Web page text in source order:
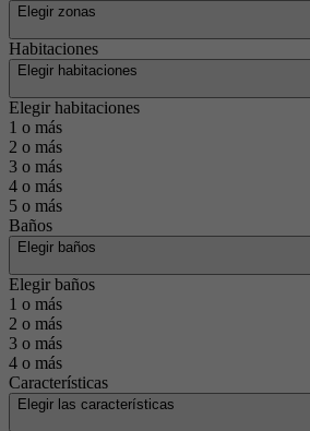
Elegir zonas
Habitaciones
Elegir habitaciones
Elegir habitaciones
1 o más
2 o más
3 o más
4 o más
5 o más
Baños
Elegir baños
Elegir baños
1 o más
2 o más
3 o más
4 o más
Características
Elegir las características